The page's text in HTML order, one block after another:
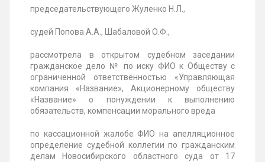
председательствующего Жуленко Н.Л.,
судей Попова А.А., Шабаловой О.Ф.,
рассмотрела в открытом судебном заседании
гражданское дело №
по иску ФИО к Обществу с
ограниченной ответственностью «Управляющая
компания «Название», Акционерному обществу
«Название» о понуждении к выполнению
обязательств, компенсации морального вреда
по кассационной жалобе ФИО на апелляционное
определение судебной коллегии по гражданским
делам Новосибирского областного суда от 17